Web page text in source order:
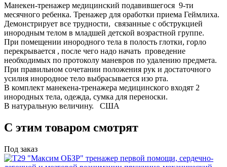
Манекен-тренажер медицинский подавившегося 9-ти
месячного ребенка. Тренажер для оработки приема Геймлиха.
Демонстрирует все трудности, связанные с обструкцией
инородным телом в младшей детской возрастной группе.
При помещении инородного тела в полость глотки, горло
перекрывается , после чего надо начать проведение
необходимых по протоколу маневров по удалению предмета.
При правильном сочетании положения рук и достаточного
усилия инородное тело выбрасывается изо рта.
В комплект манекена-тренажера медицинского входят 2
инородных тела, одежда, сумка для переноски.
В натуральную величину. США
С этим товаром смотрят
Под заказ